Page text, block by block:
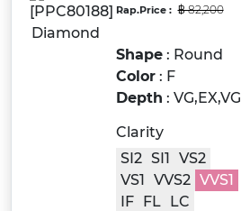
Rap.Price : ฿ 82,200
Shape: Round
Color: F
Depth : VG,EX,VG
Clarity
SI2 SI1 VS2
VS1 VVS2 VVS1
IF
FL LC